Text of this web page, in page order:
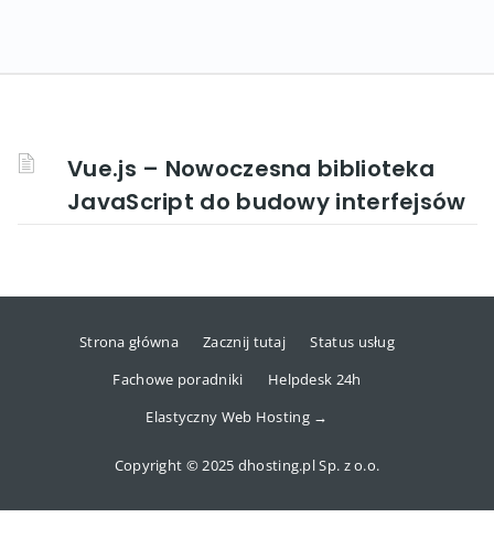
Vue.js – Nowoczesna biblioteka
JavaScript do budowy interfejsów
Strona główna Zacznij tutaj
Status usług
Fachowe poradniki
Helpdesk 24h
Elastyczny Web Hosting →
Copyright © 2025 dhosting.pl Sp. z o.o.